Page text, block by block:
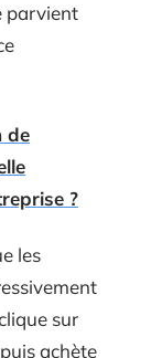
parvient
de
?
les
sur
achète